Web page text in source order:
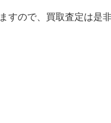
すので、買取査定は是